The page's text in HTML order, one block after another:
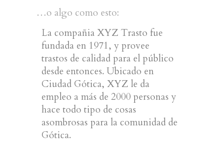
…o algo como esto:
La compañia XYZ Trasto fue
fundada en 1971, y provee
trastos de calidad para el público
desde entonces. Ubicado en
Ciudad Gótica, XYZ le da
empleo a más de 2000 personas y
hace todo tipo de cosas
asombrosas para la comunidad de
Gótica.